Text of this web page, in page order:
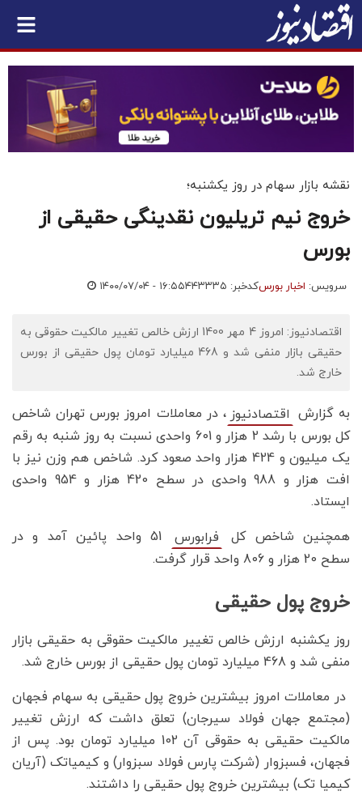
نقشه بازار سهام در روز یکشنبه؛
خروج نیم تریلیون نقدینگی حقیقی از
بورس
سرویس: اخبار بورسکدخبر: ۴۴۳۳۳۵ ۱۴۰۰/۰۷/۰۴ - ۱۶:۵۵
اقتصادنیوز: امروز 4 مهر 1400 ارزش خالص تغییر مالکیت حقوقی به
حقیقی بازار منفی شد و 468 میلیارد تومان پول حقیقی از بورس
خارج شد.
به گزارش اقتصادنیوز ، در معاملات امروز بورس تهران شاخص
کل بورس با رشد 2 هزار و 601 واحدی نسبت به روز شنبه به رقم
یک میلیون و 424 هزار واحد صعود کرد. شاخص هم وزن نیز با
افت هزار و 988 واحدی در سطح 420 هزار و 954 واحدی
ایستاد.
همچنین شاخص کل
فرابورس
51 واحد پائین آمد و در
سطح 20 هزار و 806 واحد قرار گرفت.
خروج پول حقیقی
روز یکشنبه ارزش خالص تغییر مالکیت حقوقی به حقیقی بازار
منفی شد و 468 میلیارد تومان پول حقیقی از بورس خارج شد.
در معاملات امروز بیشترین خروج پول حقیقی به سهام فجهان
(مجتمع جهان فولاد سیرجان) تعلق داشت که ارزش تغییر
مالکیت حقیقی به حقوقی آن 102 میلیارد تومان بود. پس از
فجهان، فسبزوار (شرکت پارس فولاد سبزوار) و کیمیاتک (آریان
کیمیا تک) بیشترین خروج پول حقیقی را داشتند.